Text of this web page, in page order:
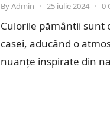
ByAdmin • 25 iulie 2024 • 0
Culorile pământii sunt
casei, aducând o
nuanțe inspirate din